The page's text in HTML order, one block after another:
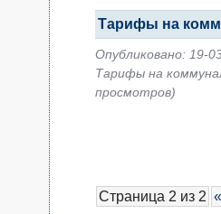
Тарифы на
Опубликовано: 19-
Тарифы на
просмотров)
Страница 2 из 2 «